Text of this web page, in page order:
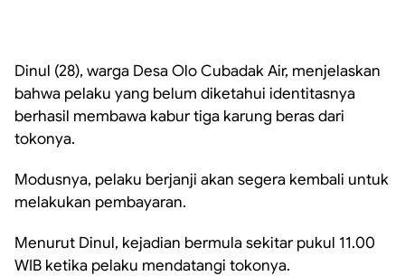
Dinul (28), warga Desa Olo Cubadak Air, menjelaskan
bahwa pelaku yang belum diketahui identitasnya
berhasil membawa kabur tiga karung beras dari
tokonya.
Modusnya, pelaku berjanji akan segera kembali untuk
melakukan pembayaran.
Menurut Dinul, kejadian bermula sekitar pukul 11.00
WIB ketika pelaku mendatangi tokonya.